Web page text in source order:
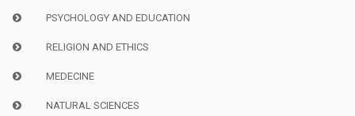
PSYCHOLOGY AND EDUCATION
RELIGION AND ETHICS
MEDECINE
NATURAL SCIENCES